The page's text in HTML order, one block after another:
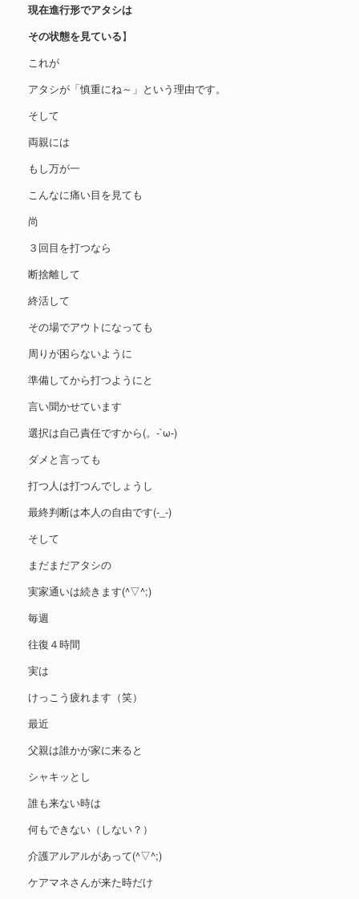
現在進行形でアタシは
その状態を見ている】
これが
アタシが「慎重にね～」という理由です。
そして
両親には
もし万が一
こんなに痛い目を見ても
尚
３回目を打つなら
断捨離して
終活して
その場でアウトになっても
周りが困らないように
準備してから打つようにと
言い聞かせています
選択は自己責任ですから(。-`ω-)
ダメと言っても
打つ人は打つんでしょうし
最終判断は本人の自由です(-_-)
そして
まだまだアタシの
実家通いは続きます(^▽^;)
毎週
往復４時間
実は
けっこう疲れます（笑）
最近
父親は誰かが家に来ると
シャキッとし
誰も来ない時は
何もできない（しない？）
介護アルアルがあって(^▽^;)
ケアマネさんが来た時だけ